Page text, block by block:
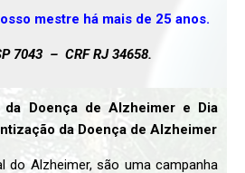
mestre há mais de 25 anos.
7043 – CRF RJ 34658.
Doença de Alzheimer e Dia
da Doença de Alzheimer
do Alzheimer, são uma campanha